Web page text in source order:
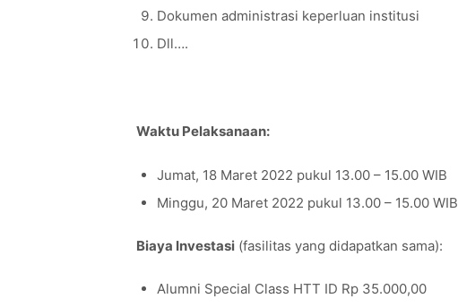
Dokumen administrasi keperluan institusi
Dll….
Waktu Pelaksanaan:
Jumat, 18 Maret 2022 pukul 13.00 – 15.00 WIB
Minggu, 20 Maret 2022 pukul 13.00 – 15.00 WIB
Biaya Investasi (fasilitas yang didapatkan sama):
Alumni Special Class HTT ID Rp 35.000,00